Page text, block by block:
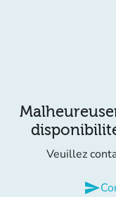
Veuillez
send